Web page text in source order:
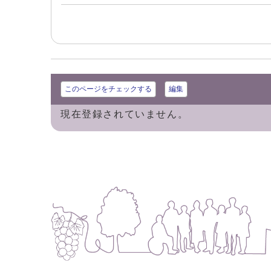
このページをチェックする 編集
現在登録されていません。